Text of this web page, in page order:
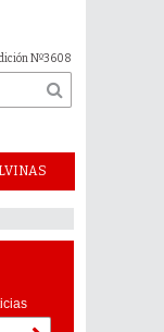
Nº3608